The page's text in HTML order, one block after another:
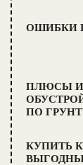
ОШИБКИ
ПЛЮСЫ
ПО
КУПИТЬ